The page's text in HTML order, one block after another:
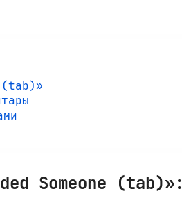
(tab)»
Someone (tab)»: